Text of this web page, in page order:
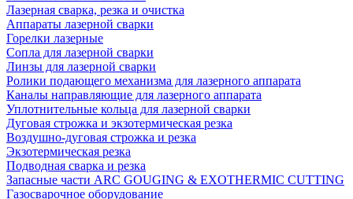
Лазерная сварка, резка и очистка
Аппараты лазерной сварки
Горелки лазерные
Сопла для лазерной сварки
Линзы для лазерной сварки
Ролики подающего механизма для лазерного аппарата
Каналы направляющие для лазерного аппарата
Уплотнительные кольца для лазерной сварки
Дуговая строжка и экзотермическая резка
Воздушно-дуговая строжка и резка
Экзотермическая резка
Подводная сварка и резка
Запасные части ARC GOUGING & EXOTHERMIC CUTTING
Газосварочное оборудование